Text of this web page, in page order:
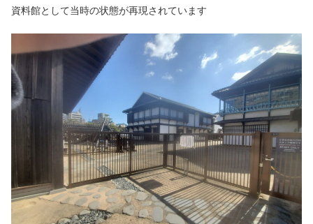
資料館として当時の状態が再現されています